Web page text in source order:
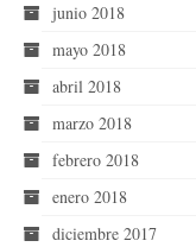
junio 2018
mayo 2018
abril 2018
marzo 2018
febrero 2018
enero 2018
diciembre 2017